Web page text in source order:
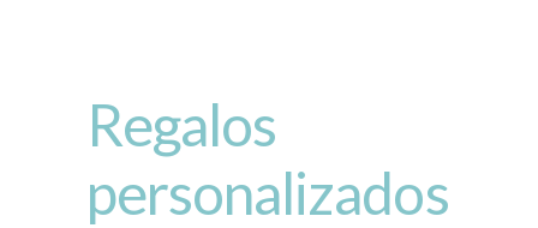
Regalos
personalizados